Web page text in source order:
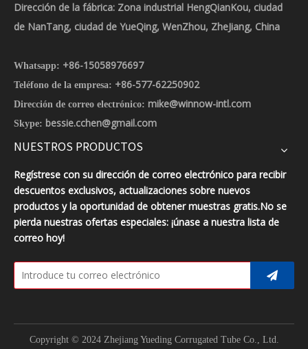
Dirección de la fábrica: Zona industrial HengQianKou, ciudad
de NanTang, ciudad de YueQing, WenZhou, ZheJiang, China
Whatsapp: +86-15058976697
Teléfono de la empresa: +86-577-62250902
Dirección de correo electrónico: mike@winnow-intl.com
Skype: bessie.cchen@gmail.com
NUESTROS PRODUCTOS
Regístrese con su dirección de correo electrónico para recibir
descuentos exclusivos, actualizaciones sobre nuevos
productos y la oportunidad de obtener muestras gratis.No se
pierda nuestras ofertas especiales: ¡únase a nuestra lista de
correo hoy!
Copyright © 2024 Zhejiang Yueding Corrugated Tube Co., Ltd.